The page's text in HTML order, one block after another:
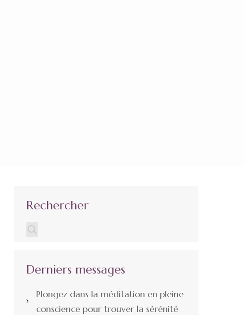
Rechercher
Derniers messages
Plongez dans la méditation en pleine
conscience pour trouver la sérénité